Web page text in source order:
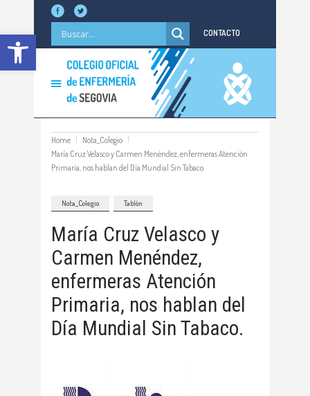
Abrir barra de herramientas CONTACTO
Home
Nota_Colegio
María Cruz Velasco y Carmen Menéndez, enfermeras Atención
Primaria, nos hablan del Día Mundial Sin Tabaco.
Nota_Colegio Tablón
María Cruz Velasco y
Carmen Menéndez,
enfermeras Atención
Primaria, nos hablan del
Día Mundial Sin Tabaco.